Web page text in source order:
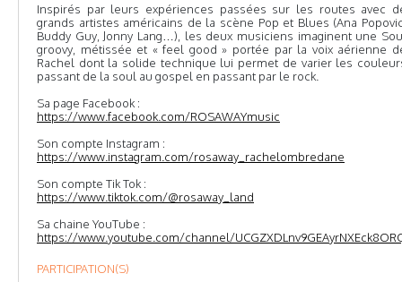
Inspirés par leurs expériences passées sur les routes avec
grands artistes américains de la scène Pop et Blues (Ana
Buddy Guy, Jonny Lang…), les deux musiciens imaginent une
groovy, métissée et « feel good » portée par la voix aérienne
Rachel dont la solide technique lui permet de varier les
passant de la soul au gospel en passant par le rock.
Sa page Facebook :
https://www.facebook.com/ROSAWAYmusic
Son compte Instagram :
https://www.instagram.com/rosaway_rachelombredane
Son compte Tik Tok :
https://www.tiktok.com/@rosaway_land
Sa chaine YouTube :
https://www.youtube.com/channel/
PARTICIPATION(S)